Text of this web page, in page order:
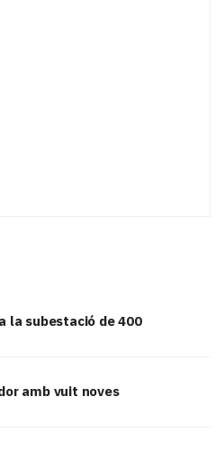
la subestació de 400
amb vuit noves